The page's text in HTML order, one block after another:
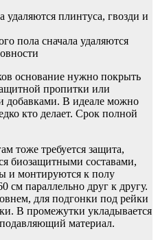
пола сначала удаляются
основание нужно покрыть
пропитки или
добавками. В идеале можно
кто делает. Срок полной
тоже требуется защита,
биозащитными составами,
и монтируются к полу
см параллельно друг к другу.
для подгонки под рейки
В промежутки укладывается
материал.